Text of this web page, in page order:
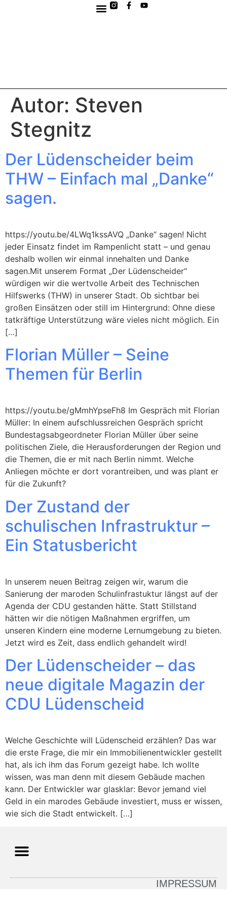
Autor: Steven
Stegnitz
Der Lüdenscheider beim
THW – Einfach mal „Danke“
sagen.
https://youtu.be/4LWq1kssAVQ „Danke“ sagen! Nicht
jeder Einsatz findet im Rampenlicht statt – und genau
deshalb wollen wir einmal innehalten und Danke
sagen.Mit unserem Format „Der Lüdenscheider“
würdigen wir die wertvolle Arbeit des Technischen
Hilfswerks (THW) in unserer Stadt. Ob sichtbar bei
großen Einsätzen oder still im Hintergrund: Ohne diese
tatkräftige Unterstützung wäre vieles nicht möglich. Ein
[…]
Florian Müller – Seine
Themen für Berlin
https://youtu.be/gMmhYpseFh8 Im Gespräch mit Florian
Müller: In einem aufschlussreichen Gespräch spricht
Bundestagsabgeordneter Florian Müller über seine
politischen Ziele, die Herausforderungen der Region und
die Themen, die er mit nach Berlin nimmt. Welche
Anliegen möchte er dort vorantreiben, und was plant er
für die Zukunft?
Der Zustand der
schulischen Infrastruktur –
Ein Statusbericht
In unserem neuen Beitrag zeigen wir, warum die
Sanierung der maroden Schulinfrastuktur längst auf der
Agenda der CDU gestanden hätte. Statt Stillstand
hätten wir die nötigen Maßnahmen ergriffen, um
unseren Kindern eine moderne Lernumgebung zu bieten.
Jetzt wird es Zeit, dass endlich gehandelt wird!
Der Lüdenscheider – das
neue digitale Magazin der
CDU Lüdenscheid
Welche Geschichte will Lüdenscheid erzählen? Das war
die erste Frage, die mir ein Immobilienentwickler gestellt
hat, als ich ihm das Forum gezeigt habe. Ich wollte
wissen, was man denn mit diesem Gebäude machen
kann. Der Entwickler war glasklar: Bevor jemand viel
Geld in ein marodes Gebäude investiert, muss er wissen,
wie sich die Stadt entwickelt. […]
IMPRESSUM